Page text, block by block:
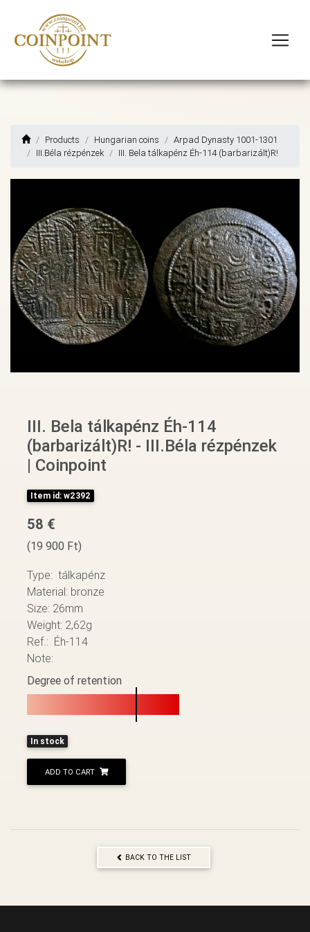
Products Hungarian coins
Arpad Dynasty 1001-1301
III.Béla rézpénzek
III. Bela tálkapénz Éh-114 (barbarizált)R!
III. Bela tálkapénz Éh-114
(barbarizált)R! - III.Béla rézpénzek
| Coinpoint
Item id: w2392
58 €
(19 900 Ft)
Type: tálkapénz
Material: bronze
Size: 26mm
Weight: 2,62g
Ref.: Éh-114
Note:
Degree of retention
In stock
ADD TO CART
BACK TO THE LIST